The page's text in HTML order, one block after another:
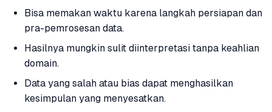
Bisa memakan waktu karena langkah persiapan dan
pra-pemrosesan data.
Hasilnya mungkin sulit diinterpretasi tanpa keahlian
domain.
Data yang salah atau bias dapat menghasilkan
kesimpulan yang menyesatkan.